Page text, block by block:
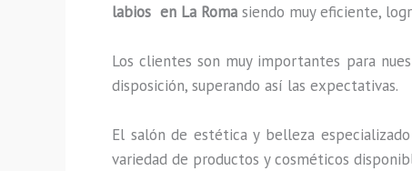
labios en La Roma siendo muy eficiente,
Los clientes son muy importantes para
disposición, superando así las expectativas.
El salón de estética y belleza
variedad de productos y cosméticos